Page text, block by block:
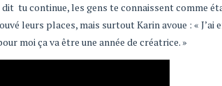
dit tu continue, les gens te connaissent comme
leurs places, mais surtout Karin avoue : « J’ai
moi ça va être une année de créatrice. »